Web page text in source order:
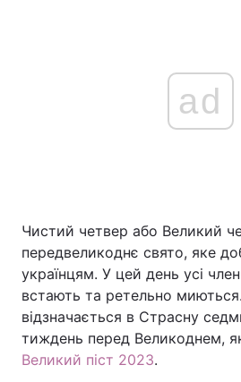
Головна
Україна
Економіка Світ
ad
Чистий четвер або Великий
передвеликоднє свято, яке
українцям. У цей день усі
встають та ретельно
відзначається в Страсну
тиждень перед Великоднем,
Великий піст 2023.